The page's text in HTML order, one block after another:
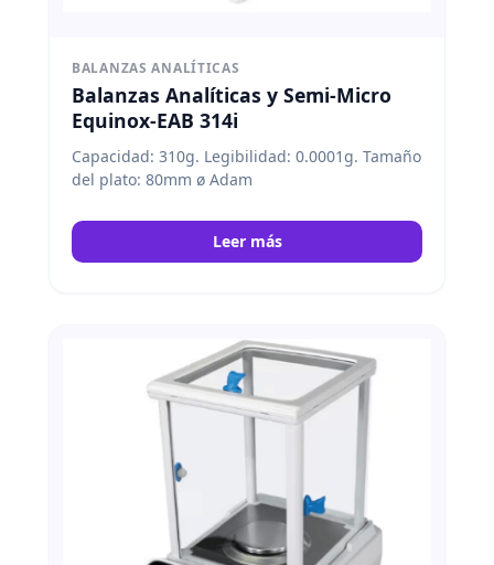
BALANZAS ANALÍTICAS
Balanzas Analíticas y Semi-Micro
Equinox-EAB 314i
Capacidad: 310g. Legibilidad: 0.0001g. Tamaño
del plato: 80mm ø Adam
Leer más